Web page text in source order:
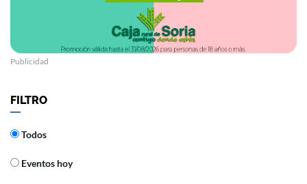
Publicidad
FILTRO
Todos
Eventos hoy